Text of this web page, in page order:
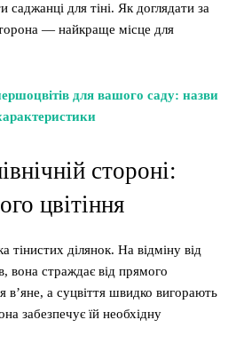
для тіні. Як доглядати за
— найкраще місце для
для вашого саду: назви
стороні:
цвітіння
тінистих ділянок. На відміну від
вона страждає від прямого
в’яне, а суцвіття швидко вигорають
забезпечує їй необхідну